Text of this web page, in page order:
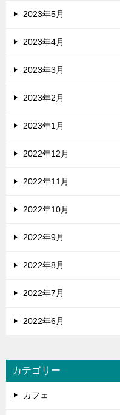
2023年5月
2023年4月
2023年3月
2023年2月
2023年1月
2022年12月
2022年11月
2022年10月
2022年9月
2022年8月
2022年7月
2022年6月
カテゴリー
カフェ